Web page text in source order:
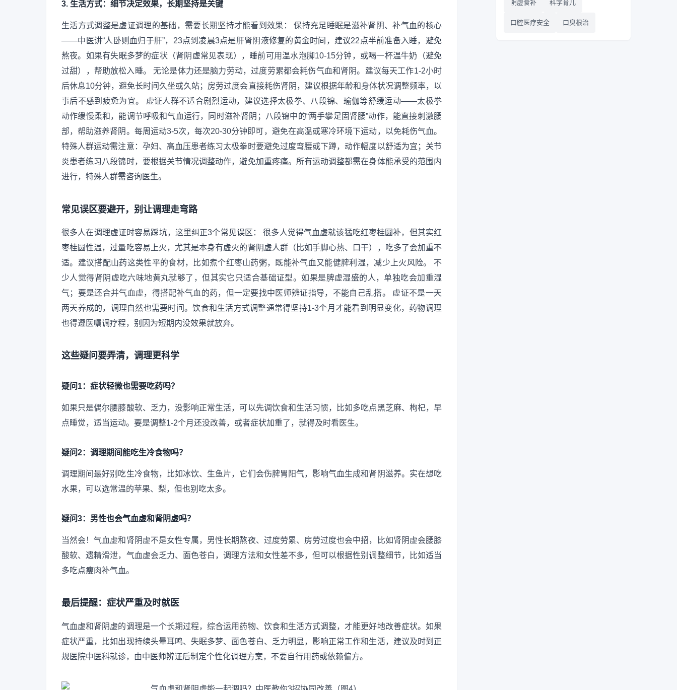
3. 生活方式：细节决定效果，长期坚持是关键
生活方式调整是虚证调理的基础，需要长期坚持才能看到效果： 保持充足睡眠是滋补肾阴、补气血的核心
——中医讲“人卧则血归于肝”，23点到凌晨3点是肝肾阴液修复的黄金时间，建议22点半前准备入睡，避免
熬夜。如果有失眠多梦的症状（肾阴虚常见表现），睡前可用温水泡脚10-15分钟，或喝一杯温牛奶（避免
过甜），帮助放松入睡。 无论是体力还是脑力劳动，过度劳累都会耗伤气血和肾阴。建议每天工作1-2小时
后休息10分钟，避免长时间久坐或久站；房劳过度会直接耗伤肾阴，建议根据年龄和身体状况调整频率，以
事后不感到疲惫为宜。 虚证人群不适合剧烈运动，建议选择太极拳、八段锦、瑜伽等舒缓运动——太极拳
动作缓慢柔和，能调节呼吸和气血运行，同时滋补肾阴；八段锦中的“两手攀足固肾腰”动作，能直接刺激腰
部，帮助滋养肾阴。每周运动3-5次，每次20-30分钟即可，避免在高温或寒冷环境下运动，以免耗伤气血。
特殊人群运动需注意：孕妇、高血压患者练习太极拳时要避免过度弯腰或下蹲，动作幅度以舒适为宜；关节
炎患者练习八段锦时，要根据关节情况调整动作，避免加重疼痛。所有运动调整都需在身体能承受的范围内
进行，特殊人群需咨询医生。
常见误区要避开，别让调理走弯路
很多人在调理虚证时容易踩坑，这里纠正3个常见误区： 很多人觉得气血虚就该猛吃红枣桂圆补，但其实红
枣桂圆性温，过量吃容易上火，尤其是本身有虚火的肾阴虚人群（比如手脚心热、口干），吃多了会加重不
适。建议搭配山药这类性平的食材，比如煮个红枣山药粥，既能补气血又能健脾利湿，减少上火风险。 不
少人觉得肾阴虚吃六味地黄丸就够了，但其实它只适合基础证型。如果是脾虚湿盛的人，单独吃会加重湿
气；要是还合并气血虚，得搭配补气血的药，但一定要找中医师辨证指导，不能自己乱搭。 虚证不是一天
两天养成的，调理自然也需要时间。饮食和生活方式调整通常得坚持1-3个月才能看到明显变化，药物调理
也得遵医嘱调疗程，别因为短期内没效果就放弃。
这些疑问要弄清，调理更科学
疑问1：症状轻微也需要吃药吗？
如果只是偶尔腰膝酸软、乏力，没影响正常生活，可以先调饮食和生活习惯，比如多吃点黑芝麻、枸杞，早
点睡觉，适当运动。要是调整1-2个月还没改善，或者症状加重了，就得及时看医生。
疑问2：调理期间能吃生冷食物吗？
调理期间最好别吃生冷食物，比如冰饮、生鱼片，它们会伤脾胃阳气，影响气血生成和肾阴滋养。实在想吃
水果，可以选常温的苹果、梨，但也别吃太多。
疑问3：男性也会气血虚和肾阴虚吗？
当然会！气血虚和肾阴虚不是女性专属，男性长期熬夜、过度劳累、房劳过度也会中招，比如肾阴虚会腰膝
酸软、遗精滑泄，气血虚会乏力、面色苍白，调理方法和女性差不多，但可以根据性别调整细节，比如适当
多吃点瘦肉补气血。
最后提醒：症状严重及时就医
气血虚和肾阴虚的调理是一个长期过程，综合运用药物、饮食和生活方式调整，才能更好地改善症状。如果
症状严重，比如出现持续头晕耳鸣、失眠多梦、面色苍白、乏力明显，影响正常工作和生活，建议及时到正
规医院中医科就诊，由中医师辨证后制定个性化调理方案，不要自行用药或依赖偏方。
阴虚食补 科学育儿
口腔医疗安全 口臭根治